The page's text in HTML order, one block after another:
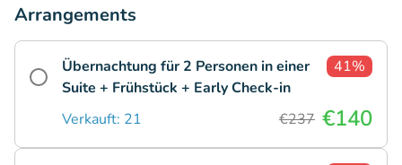
Arrangements
Übernachtung für 2 Personen in einer
Suite + Frühstück + Early Check-in
41%
Verkauft: 21 €237 €140